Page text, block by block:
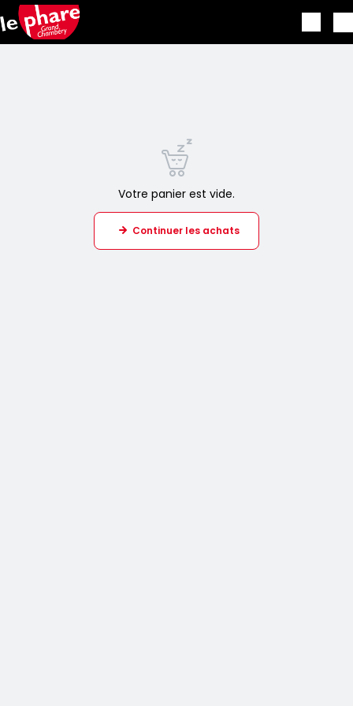
Aller au contenu principal
Votre panier est vide.
Continuer les achats